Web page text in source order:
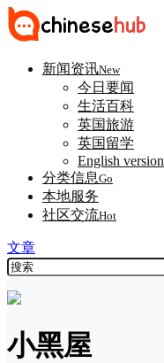
新闻资讯New
今日要闻
生活百科
英国旅游
英国留学
English version
分类信息Go
本地服务
社区交流Hot
文章
小黑屋